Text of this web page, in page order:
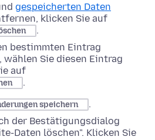
gespeicherten Daten
klicken Sie auf
.
bestimmten Eintrag
wählen Sie diesen Eintrag
auf
.
speichern
.
der Bestätigungsdialog
Daten löschen". Klicken Sie